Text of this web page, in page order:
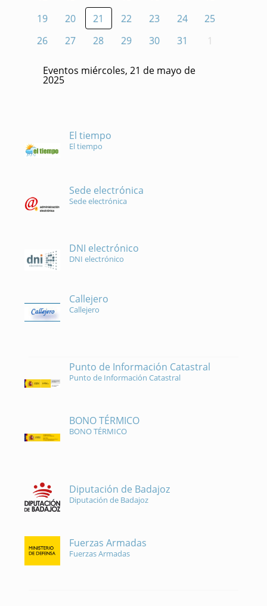
19
20 21 22 23 24
25
26
27 28 29 30 31 1
Eventos miércoles, 21 de mayo de
2025
El tiempo
El tiempo
Sede electrónica
Sede electrónica
DNI electrónico
DNI electrónico
Callejero
Callejero
Punto de Información Catastral
Punto de Información Catastral
BONO TÉRMICO
BONO TÉRMICO
Diputación de Badajoz
Diputación de Badajoz
Fuerzas Armadas
Fuerzas Armadas